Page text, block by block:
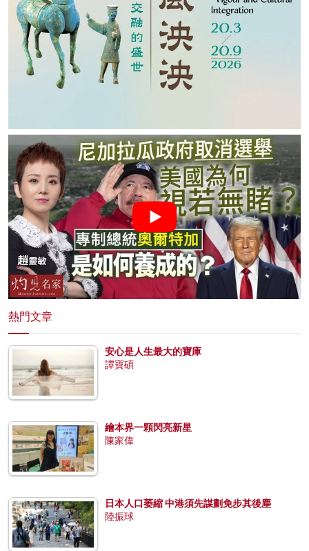
熱門文章
安心是人生最大的寶庫
譚寶碩
繪本界一顆閃亮新星
陳家偉
日本人口萎縮 中港須先謀劃免步其後塵
陸振球